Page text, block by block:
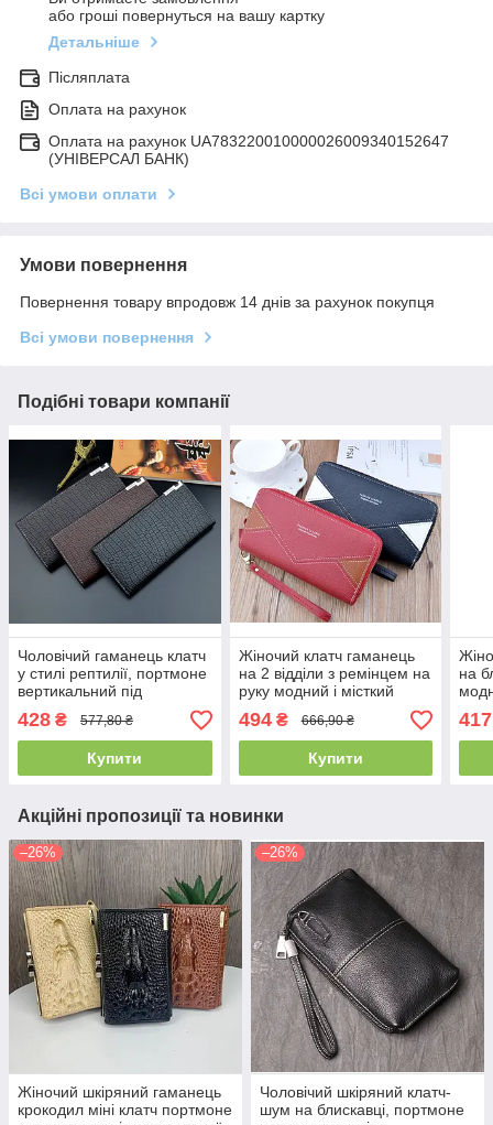
або гроші повернуться на вашу картку
Детальніше
Післяплата
Оплата на рахунок
Оплата на рахунок UA783220010000026009340152647
(УНІВЕРСАЛ БАНК)
Всі умови оплати
Умови повернення
Повернення товару впродовж 14 днів за рахунок покупця
Всі умови повернення
Подібні товари компанії
Чоловічий гаманець клатч
у стилі рептилії, портмоне
вертикальний під
рептилію крокодил(PS)
428 ₴ 577,80 ₴
Купити
Жіночий клатч гаманець
на 2 відділи з ремінцем на
руку модний і місткий
портмоне
494₴ 666,90 ₴
Купити
на
417
Акційні пропозиції та новинки
–26%
Жіночий шкіряний гаманець
крокодил міні клатч портмоне
–26%
Чоловічий шкіряний клатч-
шум на блискавці, портмоне